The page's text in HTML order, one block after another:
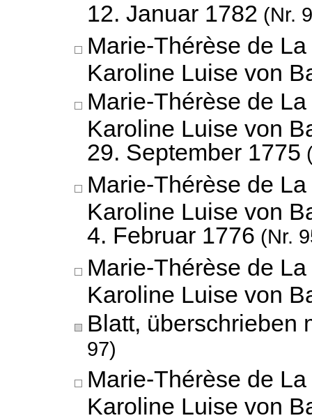
12. Januar 1782 (Nr.
Marie-Thérèse de
Karoline Luise von
Marie-Thérèse de
Karoline Luise von
29. September 1775
Marie-Thérèse de
Karoline Luise von
4. Februar 1776 (Nr.
Marie-Thérèse de
Karoline Luise von
Blatt, überschrieben
97)
Marie-Thérèse de
Karoline Luise von